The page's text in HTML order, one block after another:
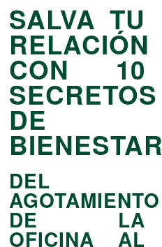
SALVA TU
RELACIÓN
CON 10
SECRETOS
DE
BIENESTAR
DEL
AGOTAMIENTO
DE LA
OFICINA AL